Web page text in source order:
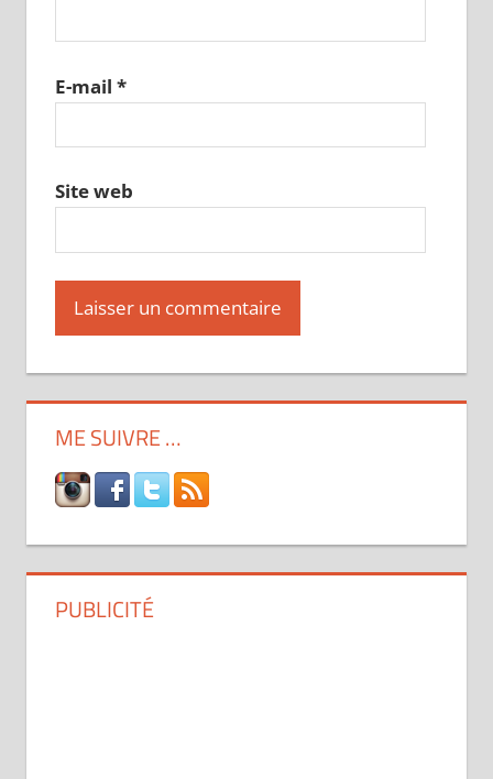
E-mail *
Site web
ME SUIVRE …
PUBLICITÉ